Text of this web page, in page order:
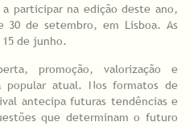
participar na edição deste ano,
30 de setembro, em Lisboa. As
de junho.
promoção, valorização e
popular atual. Nos formatos de
antecipa futuras tendências e
que determinam o futuro